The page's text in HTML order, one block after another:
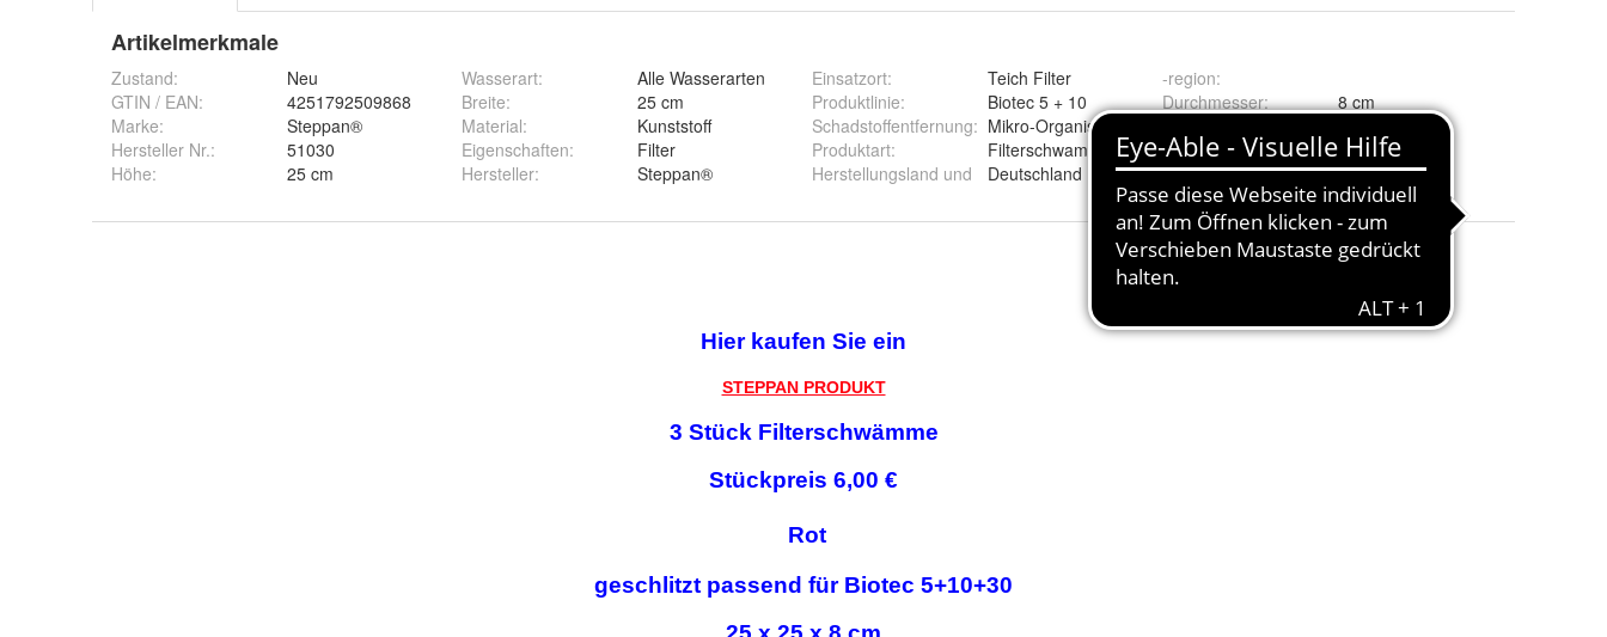
Artikelmerkmale
Zustand:
Neu
GTIN / EAN:
4251792509868
Marke:
Steppan®
Hersteller Nr.:
51030
Höhe: 25 cm
Wasserart:
Alle Wasserarten
Breite:
25 cm
Material:
Kunststoff
Eigenschaften:
Filter
Hersteller: Steppan®
Einsatzort:
Teich Filter
Produktlinie:
Biotec 5 + 10
Schadstoffentfernung: Mikro-Organismen
Produktart:
Filterschwamm geschlitzt
Herstellungsland und
-region:
Deutschland
Durchmesser: 8 cm